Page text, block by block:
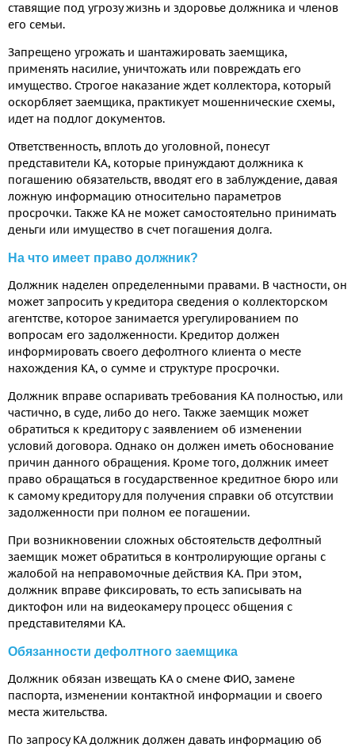
ставящие под угрозу жизнь и здоровье должника и членов
его семьи.
Запрещено угрожать и шантажировать заемщика,
применять насилие, уничтожать или повреждать его
имущество. Строгое наказание ждет коллектора, который
оскорбляет заемщика, практикует мошеннические схемы,
идет на подлог документов.
Ответственность, вплоть до уголовной, понесут
представители КА, которые принуждают должника к
погашению обязательств, вводят его в заблуждение, давая
ложную информацию относительно параметров
просрочки. Также КА не может самостоятельно принимать
деньги или имущество в счет погашения долга.
На что имеет право должник?
Должник наделен определенными правами. В частности, он
может запросить у кредитора сведения о коллекторском
агентстве, которое занимается урегулированием по
вопросам его задолженности. Кредитор должен
информировать своего дефолтного клиента о месте
нахождения КА, о сумме и структуре просрочки.
Должник вправе оспаривать требования КА полностью, или
частично, в суде, либо до него. Также заемщик может
обратиться к кредитору с заявлением об изменении
условий договора. Однако он должен иметь обоснование
причин данного обращения. Кроме того, должник имеет
право обращаться в государственное кредитное бюро или
к самому кредитору для получения справки об отсутствии
задолженности при полном ее погашении.
При возникновении сложных обстоятельств дефолтный
заемщик может обратиться в контролирующие органы с
жалобой на неправомочные действия КА. При этом,
должник вправе фиксировать, то есть записывать на
диктофон или на видеокамеру процесс общения с
представителями КА.
Обязанности дефолтного заемщика
Должник обязан извещать КА о смене ФИО, замене
паспорта, изменении контактной информации и своего
места жительства.
По запросу КА должник должен давать информацию об